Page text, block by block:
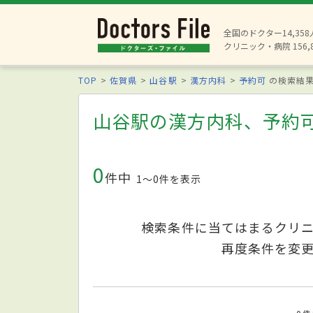
全国のドクター14,358
クリニック・病院
TOP 佐賀県 山谷駅 漢方内科 予約可 の検索結
山谷駅の漢方内科、予約
0件中 1〜0件を表示
検索条件に当てはまるクリ
再度条件を変